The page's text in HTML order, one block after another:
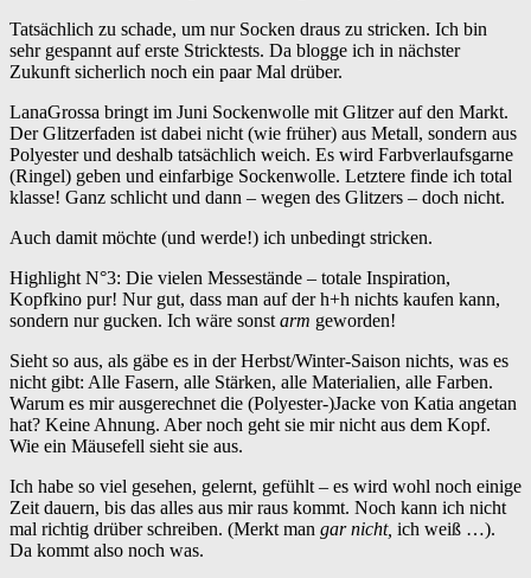
Tatsächlich zu schade, um nur Socken draus zu stricken. Ich bin
sehr gespannt auf erste Stricktests. Da blogge ich in nächster
Zukunft sicherlich noch ein paar Mal drüber.
LanaGrossa bringt im Juni Sockenwolle mit Glitzer auf den Markt.
Der Glitzerfaden ist dabei nicht (wie früher) aus Metall, sondern aus
Polyester und deshalb tatsächlich weich. Es wird Farbverlaufsgarne
(Ringel) geben und einfarbige Sockenwolle. Letztere finde ich total
klasse! Ganz schlicht und dann – wegen des Glitzers – doch nicht.
Auch damit möchte (und werde!) ich unbedingt stricken.
Highlight N°3: Die vielen Messestände – totale Inspiration,
Kopfkino pur! Nur gut, dass man auf der h+h nichts kaufen kann,
sondern nur gucken. Ich wäre sonst arm geworden!
Sieht so aus, als gäbe es in der Herbst/Winter-Saison nichts, was es
nicht gibt: Alle Fasern, alle Stärken, alle Materialien, alle Farben.
Warum es mir ausgerechnet die (Polyester-)Jacke von Katia angetan
hat? Keine Ahnung. Aber noch geht sie mir nicht aus dem Kopf.
Wie ein Mäusefell sieht sie aus.
Ich habe so viel gesehen, gelernt, gefühlt – es wird wohl noch einige
Zeit dauern, bis das alles aus mir raus kommt. Noch kann ich nicht
mal richtig drüber schreiben. (Merkt man gar nicht, ich weiß …).
Da kommt also noch was.